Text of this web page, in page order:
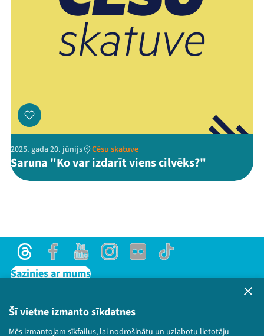
Šī vietne izmanto sīkdatnes
Mēs izmantojam sīkfailus, lai nodrošinātu un uzlabotu lietotāju
2025. gada 20. jūnijs Cēsu skatuve
Saruna "Ko var izdarīt viens cilvēks?"
ThreadsFacebookYoutubeInstagram
Flick TikTok
Sazinies ar mums
Lietošanas noteikumi un sīkdatņu politika
Bērnu aizsardzības politika